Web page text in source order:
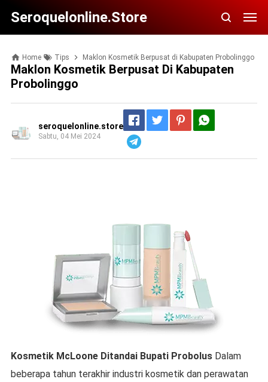
Seroquelonline.store
Home Tips Maklon Kosmetik Berpusat di Kabupaten Probolinggo
Maklon Kosmetik Berpusat Di Kabupaten
Probolinggo
seroquelonline.store
Sabtu, 04 Mei 2024
Kosmetik McLoone Ditandai Bupati ProbolusDalam
beberapa tahun terakhir industri kosmetik dan perawatan